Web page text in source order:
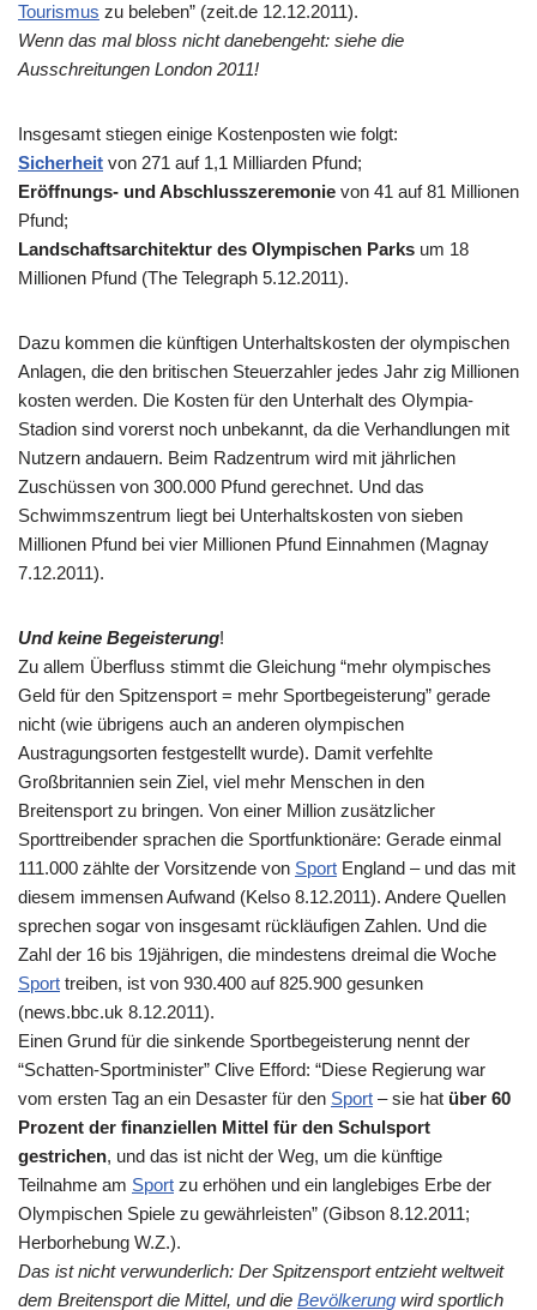
Tourismus zu beleben” (zeit.de 12.12.2011).
Wenn das mal bloss nicht danebengeht: siehe die
Ausschreitungen London 2011!
Insgesamt stiegen einige Kostenposten wie folgt:
Sicherheit von 271 auf 1,1 Milliarden Pfund;
Eröffnungs- und Abschlusszeremonie von 41 auf 81 Millionen
Pfund;
Landschaftsarchitektur des Olympischen Parks um 18
Millionen Pfund (The Telegraph 5.12.2011).
Dazu kommen die künftigen Unterhaltskosten der olympischen
Anlagen, die den britischen Steuerzahler jedes Jahr zig Millionen
kosten werden. Die Kosten für den Unterhalt des Olympia-
Stadion sind vorerst noch unbekannt, da die Verhandlungen mit
Nutzern andauern. Beim Radzentrum wird mit jährlichen
Zuschüssen von 300.000 Pfund gerechnet. Und das
Schwimmszentrum liegt bei Unterhaltskosten von sieben
Millionen Pfund bei vier Millionen Pfund Einnahmen (Magnay
7.12.2011).
Und keine Begeisterung!
Zu allem Überfluss stimmt die Gleichung “mehr olympisches
Geld für den Spitzensport = mehr Sportbegeisterung” gerade
nicht (wie übrigens auch an anderen olympischen
Austragungsorten festgestellt wurde). Damit verfehlte
Großbritannien sein Ziel, viel mehr Menschen in den
Breitensport zu bringen. Von einer Million zusätzlicher
Sporttreibender sprachen die Sportfunktionäre: Gerade einmal
111.000 zählte der Vorsitzende von Sport England – und das mit
diesem immensen Aufwand (Kelso 8.12.2011). Andere Quellen
sprechen sogar von insgesamt rückläufigen Zahlen. Und die
Zahl der 16 bis 19jährigen, die mindestens dreimal die Woche
Sport treiben, ist von 930.400 auf 825.900 gesunken
(news.bbc.uk 8.12.2011).
Einen Grund für die sinkende Sportbegeisterung nennt der
“Schatten-Sportminister” Clive Efford: “Diese Regierung war
vom ersten Tag an ein Desaster für den Sport – sie hat über 60
Prozent der finanziellen Mittel für den Schulsport
gestrichen, und das ist nicht der Weg, um die künftige
Teilnahme am Sport zu erhöhen und ein langlebiges Erbe der
Olympischen Spiele zu gewährleisten” (Gibson 8.12.2011;
Herborhebung W.Z.).
Das ist nicht verwunderlich: Der Spitzensport entzieht weltweit
dem Breitensport die Mittel, und die Bevölkerung wird sportlich